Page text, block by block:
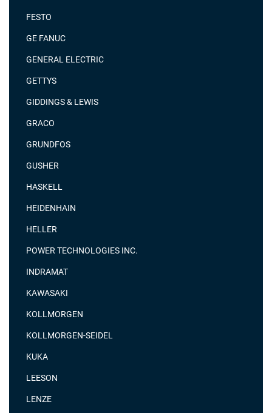
FESTO
GE FANUC
GENERAL ELECTRIC
GETTYS
GIDDINGS & LEWIS
GRACO
GRUNDFOS
GUSHER
HASKELL
HEIDENHAIN
HELLER
POWER TECHNOLOGIES INC.
INDRAMAT
KAWASAKI
KOLLMORGEN
KOLLMORGEN-SEIDEL
KUKA
LEESON
LENZE